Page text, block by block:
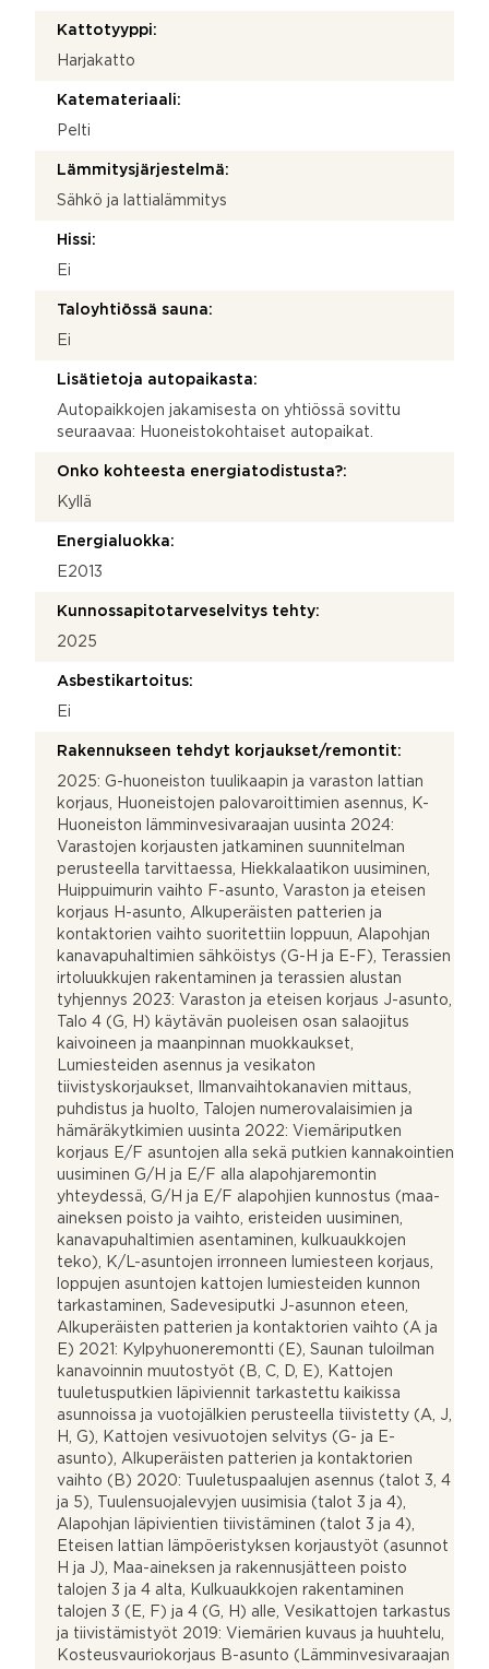
Kattotyyppi:
Harjakatto
Katemateriaali:
Pelti
Lämmitysjärjestelmä:
Sähkö ja lattialämmitys
Hissi:
Ei
Taloyhtiössä sauna:
Ei
Lisätietoja autopaikasta:
Autopaikkojen jakamisesta on yhtiössä sovittu
seuraavaa: Huoneistokohtaiset autopaikat.
Onko kohteesta energiatodistusta?:
Kyllä
Energialuokka:
E2013
Kunnossapitotarveselvitys tehty:
2025
Asbestikartoitus:
Ei
Rakennukseen tehdyt korjaukset/remontit:
2025: G-huoneiston tuulikaapin ja varaston lattian
korjaus, Huoneistojen palovaroittimien asennus, K-
Huoneiston lämminvesivaraajan uusinta 2024:
Varastojen korjausten jatkaminen suunnitelman
perusteella tarvittaessa, Hiekkalaatikon uusiminen,
Huippuimurin vaihto F-asunto, Varaston ja eteisen
korjaus H-asunto, Alkuperäisten patterien ja
kontaktorien vaihto suoritettiin loppuun, Alapohjan
kanavapuhaltimien sähköistys (G-H ja E-F), Terassien
irtoluukkujen rakentaminen ja terassien alustan
tyhjennys 2023: Varaston ja eteisen korjaus J-asunto,
Talo 4 (G, H) käytävän puoleisen osan salaojitus
kaivoineen ja maanpinnan muokkaukset,
Lumiesteiden asennus ja vesikaton
tiivistyskorjaukset, Ilmanvaihtokanavien mittaus,
puhdistus ja huolto, Talojen numerovalaisimien ja
hämäräkytkimien uusinta 2022: Viemäriputken
korjaus E/F asuntojen alla sekä putkien kannakointien
uusiminen G/H ja E/F alla alapohjaremontin
yhteydessä, G/H ja E/F alapohjien kunnostus (maa-
aineksen poisto ja vaihto, eristeiden uusiminen,
kanavapuhaltimien asentaminen, kulkuaukkojen
teko), K/L-asuntojen irronneen lumiesteen korjaus,
loppujen asuntojen kattojen lumiesteiden kunnon
tarkastaminen, Sadevesiputki J-asunnon eteen,
Alkuperäisten patterien ja kontaktorien vaihto (A ja
E) 2021: Kylpyhuoneremontti (E), Saunan tuloilman
kanavoinnin muutostyöt (B, C, D, E), Kattojen
tuuletusputkien läpiviennit tarkastettu kaikissa
asunnoissa ja vuotojälkien perusteella tiivistetty (A, J,
H, G), Kattojen vesivuotojen selvitys (G- ja E-
asunto), Alkuperäisten patterien ja kontaktorien
vaihto (B) 2020: Tuuletuspaalujen asennus (talot 3, 4
ja 5), Tuulensuojalevyjen uusimisia (talot 3 ja 4),
Alapohjan läpivientien tiivistäminen (talot 3 ja 4),
Eteisen lattian lämpöeristyksen korjaustyöt (asunnot
H ja J), Maa-aineksen ja rakennusjätteen poisto
talojen 3 ja 4 alta, Kulkuaukkojen rakentaminen
talojen 3 (E, F) ja 4 (G, H) alle, Vesikattojen tarkastus
ja tiivistämistyöt 2019: Viemärien kuvaus ja huuhtelu,
Kosteusvauriokorjaus B-asunto (Lämminvesivaraajan